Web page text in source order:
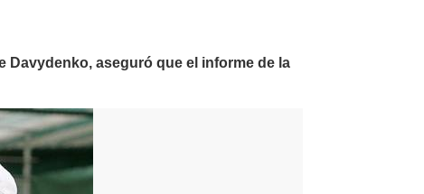
Davydenko, aseguró que el informe de la